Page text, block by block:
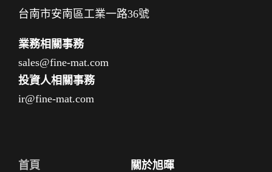
台南市安南區工業一路36號
業務相關事務
sales@fine-mat.com
投資人相關事務
ir@fine-mat.com
首頁
關於旭暉